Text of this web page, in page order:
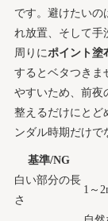
です。避けたいの
れ放置、そして手
周りにポイント塗
するとベタつきま
やすいため、前夜
整えるだけにとど
ンダル時期だけで
基準/NG
白い部分の長
さ
1～